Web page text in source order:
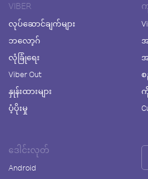
VIBER
လုပ်ဆောင်ချက်များ
ဘလော့ဂ်
လုံခြုံရေး
Viber Out
နှုန်းထားများ
ပံ့ပိုးမှု
စ
ဒေါင်းလုတ်
Android